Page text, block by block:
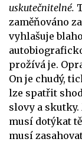
uskutečnitelné.
zaměňováno
vyhlašuje
prožívá je.
On je chudý,
lze spatřit
slovy a skutky.
musí dotýkat
musí